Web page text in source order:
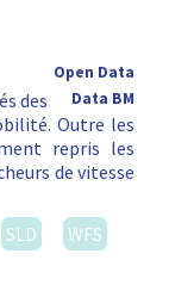
Open Data
Data BM
des
Outre les
repris les
de vitesse
SLD
WFS